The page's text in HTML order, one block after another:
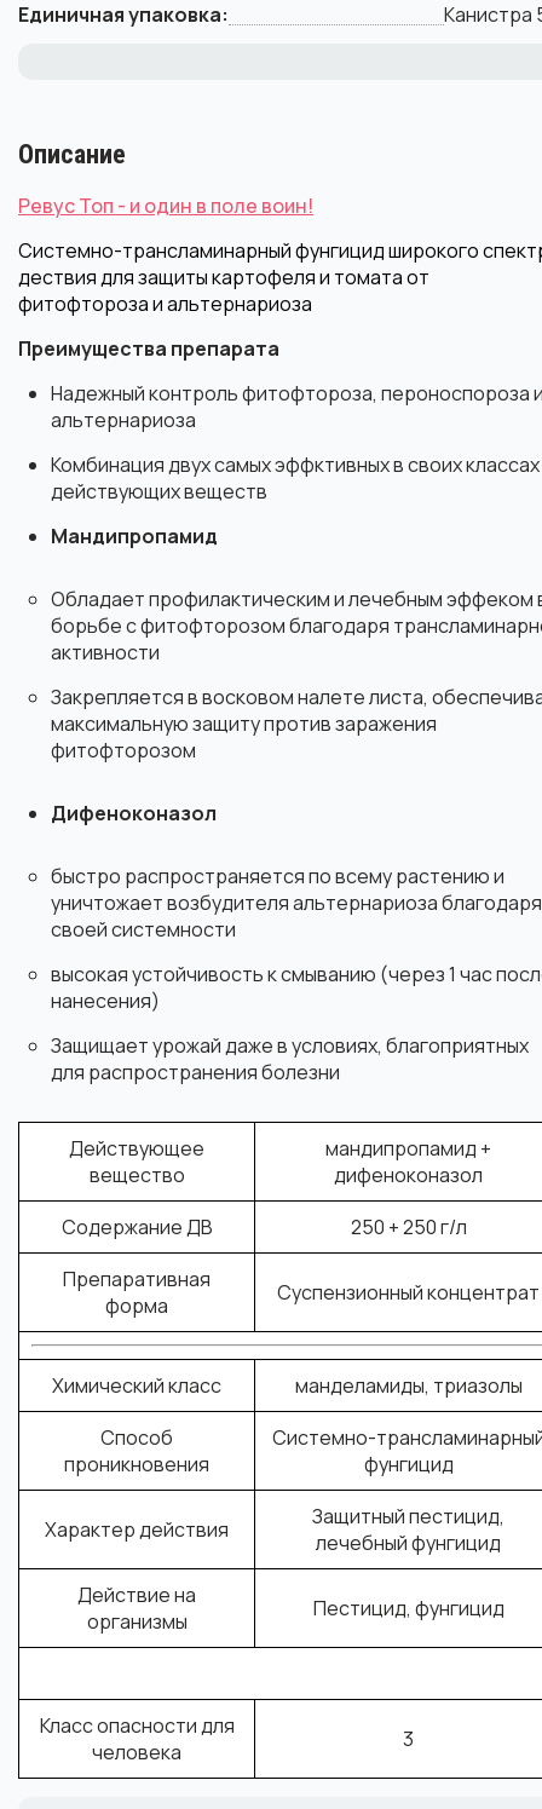
Единичная упаковка:
Канистра
Описание
Ревус Топ - и один в поле воин!
Системно-трансламинарный фунгицид широкого
дествия для защиты картофеля и томата от
фитофтороза и альтернариоза
Преимущества препарата
Надежный контроль фитофтороза, пероноспороза
альтернариоза
Комбинация двух самых эффктивных в своих классах
действующих веществ
Мандипропамид
Обладает профилактическим и лечебным эффеком
борьбе с фитофторозом благодаря
активности
Закрепляется в восковом налете листа,
максимальную защиту против заражения
фитофторозом
Дифеноконазол
быстро распространяется по всему растению и
уничтожает возбудителя альтернариоза благодаря
своей системности
высокая устойчивость к смыванию (через 1 час
нанесения)
Защищает урожай даже в условиях, благоприятных
для распространения болезни
Действующее
вещество
мандипропамид +
дифеноконазол
Содержание ДВ
250 + 250 г/л
Препаративная
форма
Суспензионный концентрат
Химический класс
манделамиды, триазолы
Способ
проникновения
Системно-
фунгицид
Характер действия Защитный пестицид,
лечебный фунгицид
Действие на
организмы
Пестицид, фунгицид
Класс опасности для
человека
3